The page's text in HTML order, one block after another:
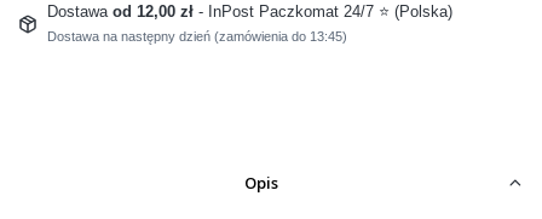
Dostawa od 12,00 zł - InPost Paczkomat 24/7 ⭐ (Polska)
Dostawa na następny dzień (zamówienia do 13:45)
Opis